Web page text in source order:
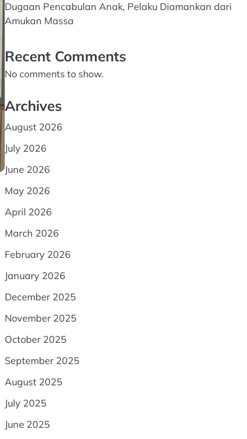
Dugaan Pencabulan Anak, Pelaku Diamankan dari
Amukan Massa
Recent Comments
No comments to show.
Archives
August 2026
July 2026
June 2026
May 2026
April 2026
March 2026
February 2026
January 2026
December 2025
November 2025
October 2025
September 2025
August 2025
July 2025
June 2025